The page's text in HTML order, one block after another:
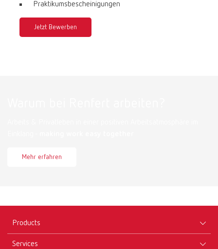
Praktikumsbescheinigungen
Jetzt Bewerben
Mehr erfahren
Products
Services